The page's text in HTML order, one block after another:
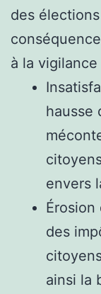
des
à la vigilance
hausse
envers
Érosion
des
ainsi la